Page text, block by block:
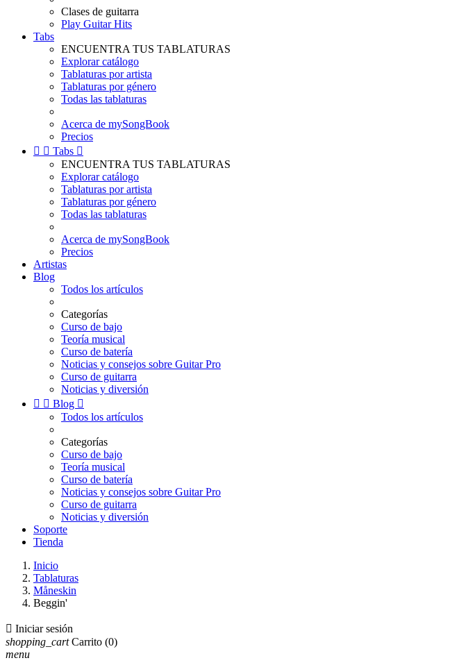
Clases de guitarra
Play Guitar Hits
Tabs
ENCUENTRA TUS TABLATURAS
Explorar catálogo
Tablaturas por artista
Tablaturas por género
Todas las tablaturas
Acerca de mySongBook
Precios
  Tabs 
ENCUENTRA TUS TABLATURAS
Explorar catálogo
Tablaturas por artista
Tablaturas por género
Todas las tablaturas
Acerca de mySongBook
Precios
Artistas
Blog
Todos los artículos
Categorías
Curso de bajo
Teoría musical
Curso de batería
Noticias y consejos sobre Guitar Pro
Curso de guitarra
Noticias y diversión
  Blog 
Todos los artículos
Categorías
Curso de bajo
Teoría musical
Curso de batería
Noticias y consejos sobre Guitar Pro
Curso de guitarra
Noticias y diversión
Soporte
Tienda
Inicio
Tablaturas
Måneskin
Beggin'
 Iniciar sesión
shopping_cart Carrito (0)
menu